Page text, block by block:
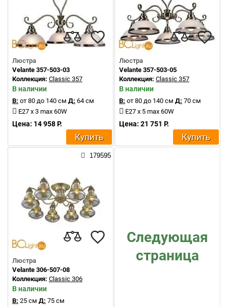
Люстра
Velante 357-503-03
Коллекция: Classic 357
В наличии
В: от 80 до 140 см Д: 64 см
E27 x 3 max 60W
Цена: 14 958 Р.
Купить
Люстра
Velante 357-503-05
Коллекция: Classic 357
В наличии
В: от 80 до 140 см Д: 70 см
E27 x 5 max 60W
Цена: 21 751 Р.
Купить
179595
Люстра
Velante 306-507-08
Коллекция: Classic 306
В наличии
В: 25 см Д: 75 см
Следующая
страница